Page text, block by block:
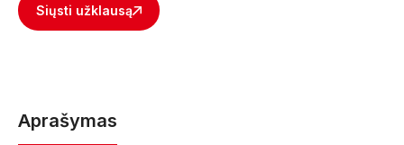
Siųsti užklausą
Aprašymas